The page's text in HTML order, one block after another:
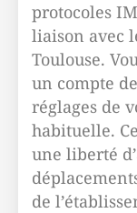
protocoles
liaison avec
Toulouse.
un compte
réglages de
habituelle.
une liberté
de